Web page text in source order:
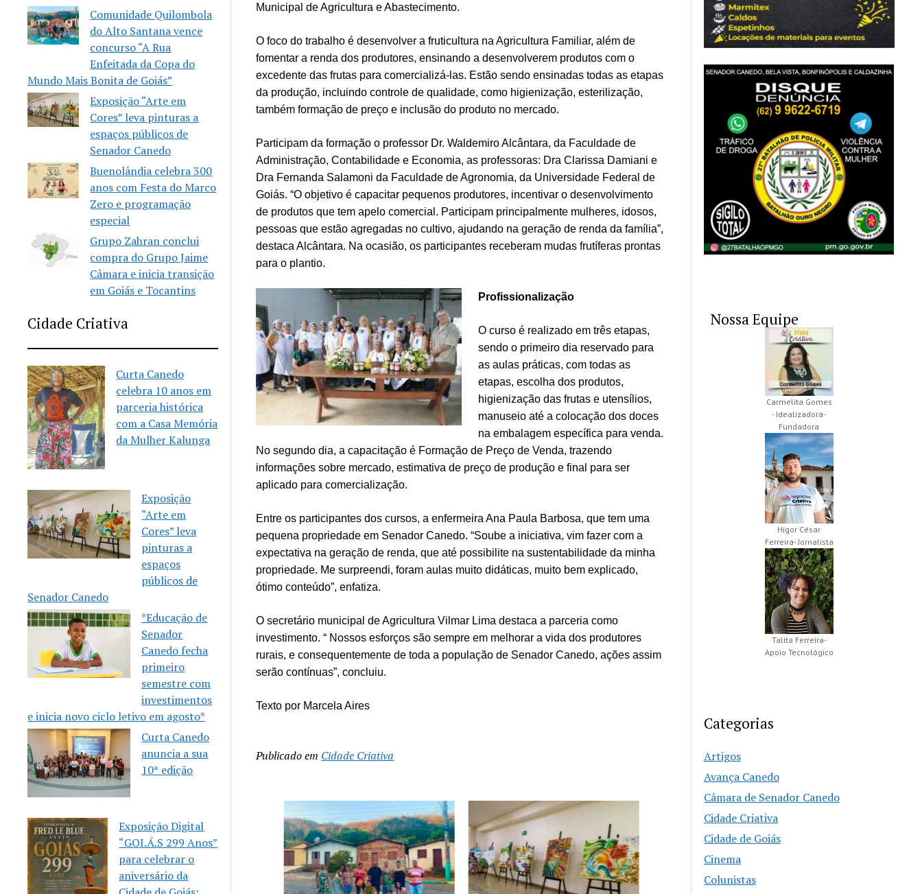
Comunidade Quilombola
do Alto Santana vence
concurso “A Rua
Enfeitada da Copa do
Mundo Mais Bonita de Goiás”
Exposição “Arte em
Cores” leva pinturas a
espaços públicos de
Senador Canedo
Buenolândia celebra 300
anos com Festa do Marco
Zero e programação
especial
Grupo Zahran conclui
compra do Grupo Jaime
Câmara e inicia transição
em Goiás e Tocantins
Cidade Criativa
Curta Canedo
celebra 10 anos em
parceria histórica
com a Casa Memória
da Mulher Kalunga
Exposição
“Arte em
Cores” leva
pinturas a
espaços
públicos de
Senador Canedo
*Educação de
Senador
Canedo fecha
primeiro
semestre com
investimentos
e inicia novo ciclo letivo em agosto*
Curta Canedo
anuncia a sua
10ª edição
Exposição Digital
“GOI.Á.S 299 Anos”
para celebrar o
aniversário da
Municipal de Agricultura e Abastecimento.
O foco do trabalho é desenvolver a fruticultura na Agricultura Familiar, além de
fomentar a renda dos produtores, ensinando a desenvolverem produtos com o
excedente das frutas para comercializá-las. Estão sendo ensinadas todas as etapas
da produção, incluindo controle de qualidade, como higienização, esterilização,
também formação de preço e inclusão do produto no mercado.
Participam da formação o professor Dr. Waldemiro Alcântara, da Faculdade de
Administração, Contabilidade e Economia, as professoras: Dra Clarissa Damiani e
Dra Fernanda Salamoni da Faculdade de Agronomia, da Universidade Federal de
Goiás. “O objetivo é capacitar pequenos produtores, incentivar o desenvolvimento
de produtos que tem apelo comercial. Participam principalmente mulheres, idosos,
pessoas que estão agregadas no cultivo, ajudando na geração de renda da família”,
destaca Alcântara. Na ocasião, os participantes receberam mudas frutíferas prontas
para o plantio.
Profissionalização
O curso é realizado em três etapas,
sendo o primeiro dia reservado para
as aulas práticas, com todas as
etapas, escolha dos produtos,
higienização das frutas e utensílios,
manuseio até a colocação dos doces
na embalagem específica para venda.
No segundo dia, a capacitação é Formação de Preço de Venda, trazendo
informações sobre mercado, estimativa de preço de produção e final para ser
aplicado para comercialização.
Entre os participantes dos cursos, a enfermeira Ana Paula Barbosa, que tem uma
pequena propriedade em Senador Canedo. “Soube a iniciativa, vim fazer com a
expectativa na geração de renda, que até possibilite na sustentabilidade da minha
propriedade. Me surpreendi, foram aulas muito didáticas, muito bem explicado,
ótimo conteúdo”, enfatiza.
O secretário municipal de Agricultura Vilmar Lima destaca a parceria como
investimento. “ Nossos esforços são sempre em melhorar a vida dos produtores
rurais, e consequentemente de toda a população de Senador Canedo, ações assim
serão contínuas”, concluiu.
Texto por Marcela Aires
Publicado em Cidade Criativa
Nossa Equipe
Carmelita Gomes
- Idealizadora-
Fundadora
Higor César
Ferreira- Jornalista
Talita Ferreira-
Apoio Tecnológico
Categorias
Artigos
Avança Canedo
Câmara de Senador Canedo
Cidade Criativa
Cidade de Goiás
Cinema
Colunistas